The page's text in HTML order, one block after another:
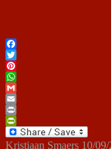
Facebook
Twitter
Pinterest
WhatsApp
Gmail
Email
Print
PrintFriendly
Kristiaan Smaers 10/